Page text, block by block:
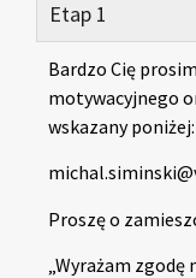
Etap 1
Bardzo Cię
motywacyjnego
wskazany poniżej:
Proszę o
„Wyrażam